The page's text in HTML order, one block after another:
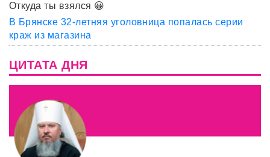
Откуда ты взялся 😀
В Брянске 32-летняя уголовница попалась серии
краж из магазина
ЦИТАТА ДНЯ